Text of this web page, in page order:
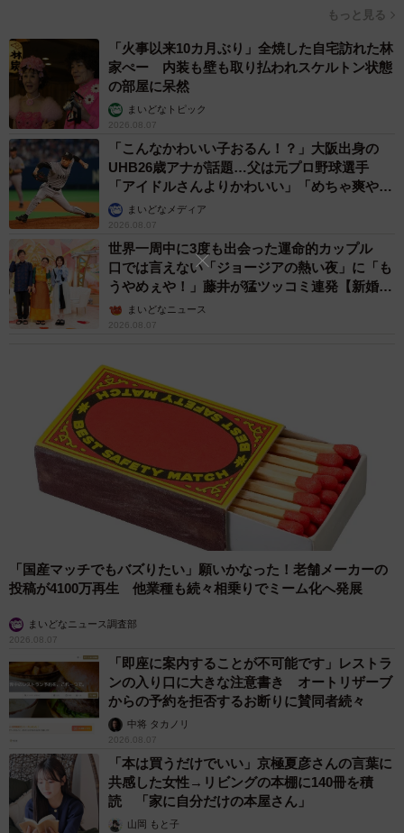
もっと見る
「火事以来10カ月ぶり」全焼した自宅訪れた林
家ぺー 内装も壁も取り払われスケルトン状態
の部屋に呆然
まいどなトピック
2026.08.07
「こんなかわいい子おるん！？」大阪出身の
UHB26歳アナが話題…父は元プロ野球選手
「アイドルさんよりかわいい」「めちゃ爽や
か」まいどなメディア
2026.08.07
世界一周中に3度も出会った運命的カップル
口では言えない「ジョージアの熱い夜」に「も
うやめぇや！」藤井が猛ツッコミ連発【新婚さ
ん】まいどなニュース
2026.08.07
「国産マッチでもバズりたい」願いかなった！老舗メーカーの
投稿が4100万再生 他業種も続々相乗りでミーム化へ発展
まいどなニュース調査部
2026.08.07
「即座に案内することが不可能です」レストラ
ンの入り口に大きな注意書き オートリザーブ
からの予約を拒否するお断りに賛同者続々
中将 タカノリ
2026.08.07
「本は買うだけでいい」京極夏彦さんの言葉に
共感した女性→リビングの本棚に140冊を積
読 「家に自分だけの本屋さん」
山岡 もと子